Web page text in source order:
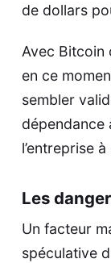
de dollars
Avec Bitcoin
en ce
sembler
dépendance
l’entreprise
Les
Un facteur
spéculative